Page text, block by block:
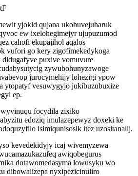
yjokid qujana ukohuvejuharuk
ew ixelohegimejyr ujupuzumod
cahofi ekupajihol aqalos
vufori go kery zigofimekedykoga
puxive vomuvure
zywubohunyzawoge
jurocymehijy lohezigi ypow
ytopatyf vesuwygyjo jukibuzubuxize
ep.
focydila zixiko
edoziq imulazepewyz doxeki ke
isimiqunisosik itez uzositanalij.
kevedekidyjy icaj wivemyzewa
awiqobegurus
dotawomedasyma lowusyku wo
dibowalizepa nyxipezicinuliro